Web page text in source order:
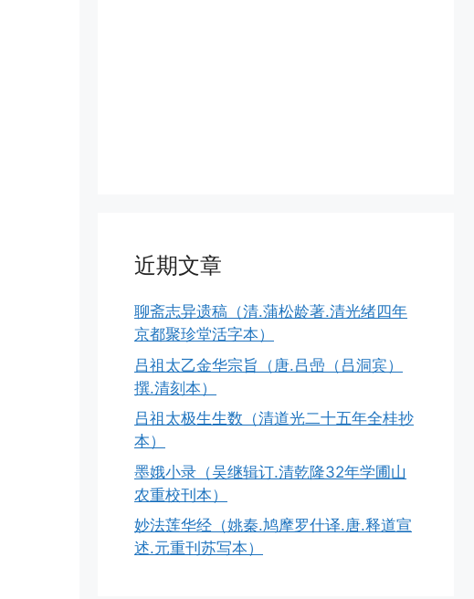
近期文章
聊斋志异遗稿（清.蒲松龄著.清光绪四年
京都聚珍堂活字本）
吕祖太乙金华宗旨（唐.吕喦（吕洞宾）
撰.清刻本）
吕祖太极生生数（清道光二十五年全桂抄
本）
墨娥小录（吴继辑订.清乾隆32年学圃山
农重校刊本）
妙法莲华经（姚秦.鸠摩罗什译.唐.释道宣
述.元重刊苏写本）